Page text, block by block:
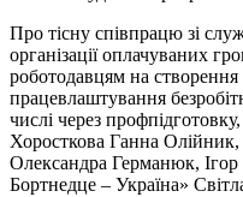
Про тісну співпрацю зі
організації оплачуваних
роботодавцям на
працевлаштування
числі через
Хоросткова Ганна Олійник,
Олександра Германюк,
Бортнедце – Україна»